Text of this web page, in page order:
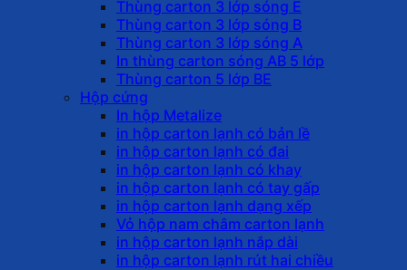
Thùng carton 3 lớp sóng E
Thùng carton 3 lớp sóng B
Thùng carton 3 lớp sóng A
In thùng carton sóng AB 5 lớp
Thùng carton 5 lớp BE
Hộp cứng
In hộp Metalize
in hộp carton lạnh có bản lề
in hộp carton lạnh có đai
in hộp carton lạnh có khay
in hộp carton lạnh có tay gấp
in hộp carton lạnh dạng xếp
Vỏ hộp nam châm carton lạnh
in hộp carton lạnh nắp dài
in hộp carton lạnh rút hai chiều